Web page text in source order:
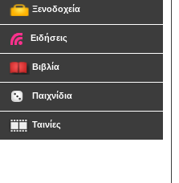
Ξενοδοχεία
Ειδήσεις
Βιβλία
Παιχνίδια
Ταινίες